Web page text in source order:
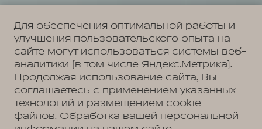
Для обеспечения оптимальной работы и
улучшения пользовательского опыта на
сайте могут использоваться системы веб-
аналитики (в том числе Яндекс.Метрика).
Продолжая использование сайта, Вы
соглашаетесь с применением указанных
технологий и размещением cookie-
файлов. Обработка вашей персональной